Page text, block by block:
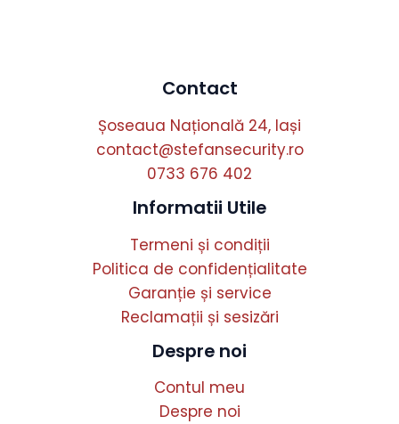
Contact
Șoseaua Națională 24, Iași
contact@stefansecurity.ro
0733 676 402
Informatii Utile
Termeni și condiții
Politica de confidențialitate
Garanție și service
Reclamații și sesizări
Despre noi
Contul meu
Despre noi